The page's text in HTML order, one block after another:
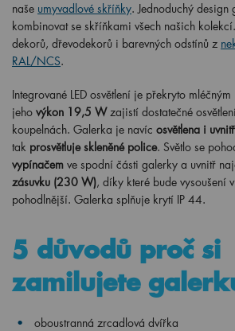
naše umyvadlové skříňky. Jednoduchý design
kombinovat se skříňkami všech našich
dekorů, dřevodekorů i barevných odstínů z
RAL/NCS.
Integrované LED osvětlení je překryto
jeho výkon 19,5 W zajistí dostatečné
koupelnách. Galerka je navíc osvětlena i uvnitř
tak prosvětluje skleněné police. Světlo se
vypínačem ve spodní části galerky a uvnitř
zásuvku (230 W), díky které bude vysoušení
pohodlnější. Galerka splňuje krytí IP 44.
5 důvodů proč si
zamilujete
oboustranná zrcadlová dvířka